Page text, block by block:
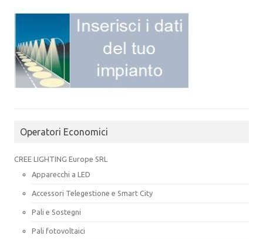
Operatori Economici
CREE LIGHTING Europe SRL
Apparecchi a LED
Accessori Telegestione e Smart City
Pali e Sostegni
Pali fotovoltaici